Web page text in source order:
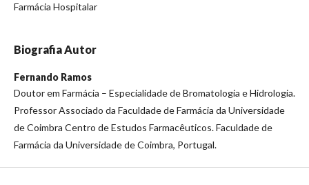
Farmácia Hospitalar
Biografia Autor
Fernando Ramos
Doutor em Farmácia – Especialidade de Bromatologia e Hidrologia.
Professor Associado da Faculdade de Farmácia da Universidade
de Coimbra Centro de Estudos Farmacêuticos. Faculdade de
Farmácia da Universidade de Coimbra, Portugal.